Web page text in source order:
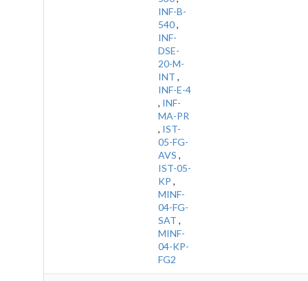
INF-B-
540,
INF-
DSE-
20-M-
INT ,
INF-E-4
, INF-
MA-PR
, IST-
05-FG-
AVS ,
IST-05-
KP ,
MINF-
04-FG-
SAT ,
MINF-
04-KP-
FG2